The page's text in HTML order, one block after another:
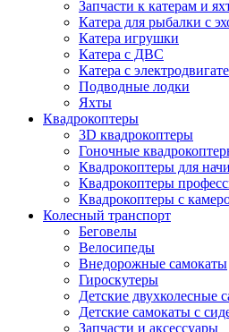
Запчасти к катерам и
Катера для рыбалки с
Катера игрушки
Катера с ДВС
Катера с
Подводные лодки
Яхты
Квадрокоптеры
3D квадрокоптеры
Гоночные
Квадрокоптеры для
Квадрокоптеры
Квадрокоптеры с
Колесный транспорт
Беговелы
Велосипеды
Внедорожные самокаты
Гироскутеры
Детские двухколесные
Детские самокаты с
Запчасти и аксессуары